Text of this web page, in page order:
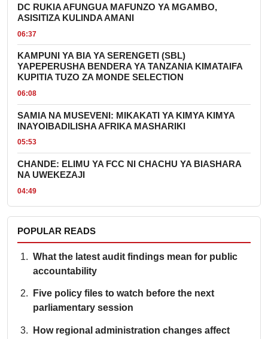
DC RUKIA AFUNGUA MAFUNZO YA MGAMBO,
ASISITIZA KULINDA AMANI
06:37
KAMPUNI YA BIA YA SERENGETI (SBL)
YAPEPERUSHA BENDERA YA TANZANIA KIMATAIFA
KUPITIA TUZO ZA MONDE SELECTION
06:08
SAMIA NA MUSEVENI: MIKAKATI YA KIMYA KIMYA
INAYOIBADILISHA AFRIKA MASHARIKI
05:53
CHANDE: ELIMU YA FCC NI CHACHU YA BIASHARA
NA UWEKEZAJI
04:49
POPULAR READS
What the latest audit findings mean for public
accountability
Five policy files to watch before the next
parliamentary session
How regional administration changes affect